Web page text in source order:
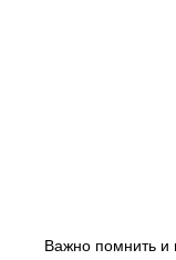
Важно помнить и